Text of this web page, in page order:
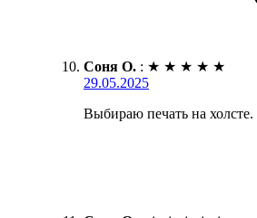
Соня О. : ★ ★ ★ ★ ★
29.05.2025
Выбираю печать на холсте.